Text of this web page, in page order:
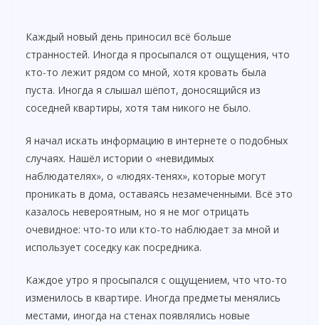
Каждый новый день приносил всё больше
странностей. Иногда я просыпался от ощущения, что
кто-то лежит рядом со мной, хотя кровать была
пуста. Иногда я слышал шёпот, доносящийся из
соседней квартиры, хотя там никого не было.
Я начал искать информацию в интернете о подобных
случаях. Нашёл истории о «невидимых
наблюдателях», о «людях-тенях», которые могут
проникать в дома, оставаясь незамеченными. Всё это
казалось невероятным, но я не мог отрицать
очевидное: что-то или кто-то наблюдает за мной и
использует соседку как посредника.
Каждое утро я просыпался с ощущением, что что-то
изменилось в квартире. Иногда предметы менялись
местами, иногда на стенах появлялись новые